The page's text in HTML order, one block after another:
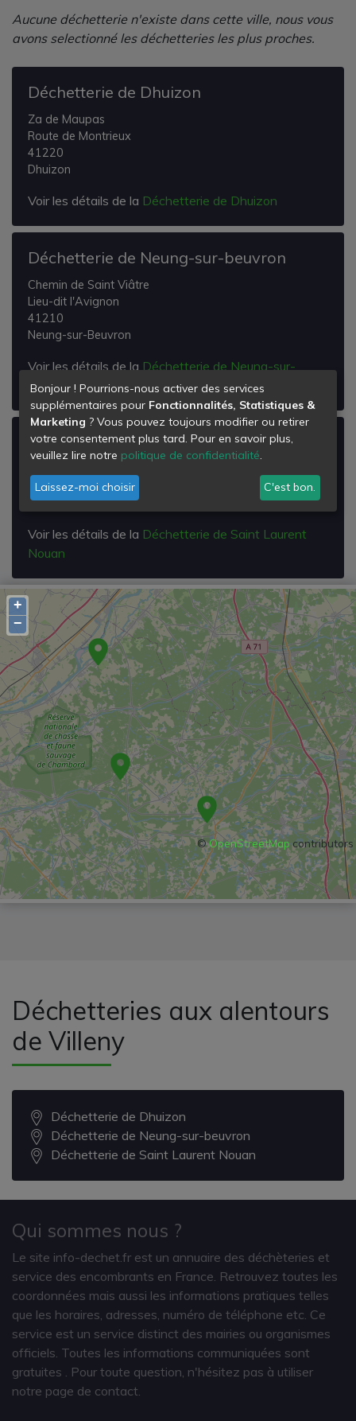
Aucune déchetterie n'existe dans cette ville, nous vous
avons selectionné les déchetteries les plus proches.
Déchetterie de Dhuizon
Za de Maupas
Route de Montrieux
41220
Dhuizon
Voir les détails de la Déchetterie de Dhuizon
Déchetterie de Neung-sur-beuvron
Chemin de Saint Viâtre
Lieu-dit l'Avignon
41210
Neung-sur-Beuvron
Voir les détails de la Déchetterie de Neung-sur-
beuvron
Déchetterie de Saint Laurent Nouan
41220
Saint-Laurent-Nouan
Voir les détails de la Déchetterie de Saint Laurent
Nouan
+
−
©OpenStreetMapcontributors
Déchetteries aux alentours
de Villeny
Déchetterie de Dhuizon
Déchetterie de Neung-sur-beuvron
Déchetterie de Saint Laurent Nouan
Qui sommes nous ?
Le site info-dechet.fr est un annuaire des déchèteries et
service des encombrants en France. Retrouvez toutes les
coordonnées mais aussi les informations pratiques telles
que les horaires, adresses, numéro de téléphone etc. Ce
service est un service distinct des mairies ou organismes
officiels. Toutes les informations communiquées sont
gratuites
. Pour toute question, n'hésitez pas à utiliser
notre page de contact.
Bonjour ! Pourrions-nous activer des services
supplémentaires pour Fonctionnalités, Statistiques &
Marketing ? Vous pouvez toujours modifier ou retirer
votre consentement plus tard. Pour en savoir plus,
veuillez lire notre politique de confidentialité.
Laissez-moi choisir C'est bon.